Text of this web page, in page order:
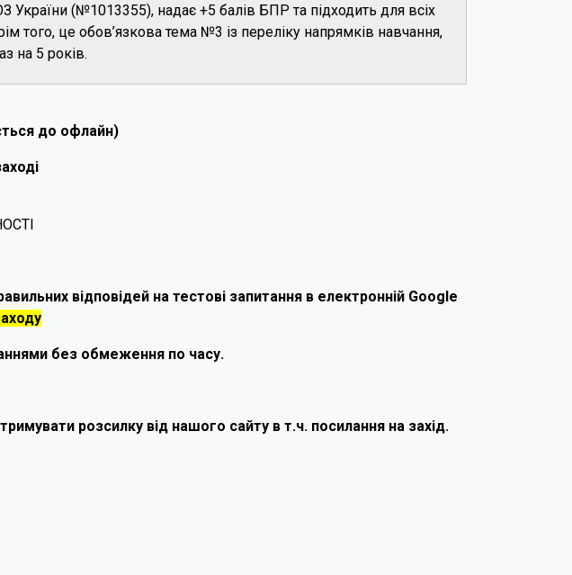
України (№1013355), надає +5 балів БПР та підходить для всіх
того, це обов’язкова тема №3 із переліку напрямків навчання,
на 5 років.
до офлайн)
відповідей на тестові запитання в електронній Google
без обмеження по часу.
розсилку від нашого сайту в т.ч. посилання на захід.